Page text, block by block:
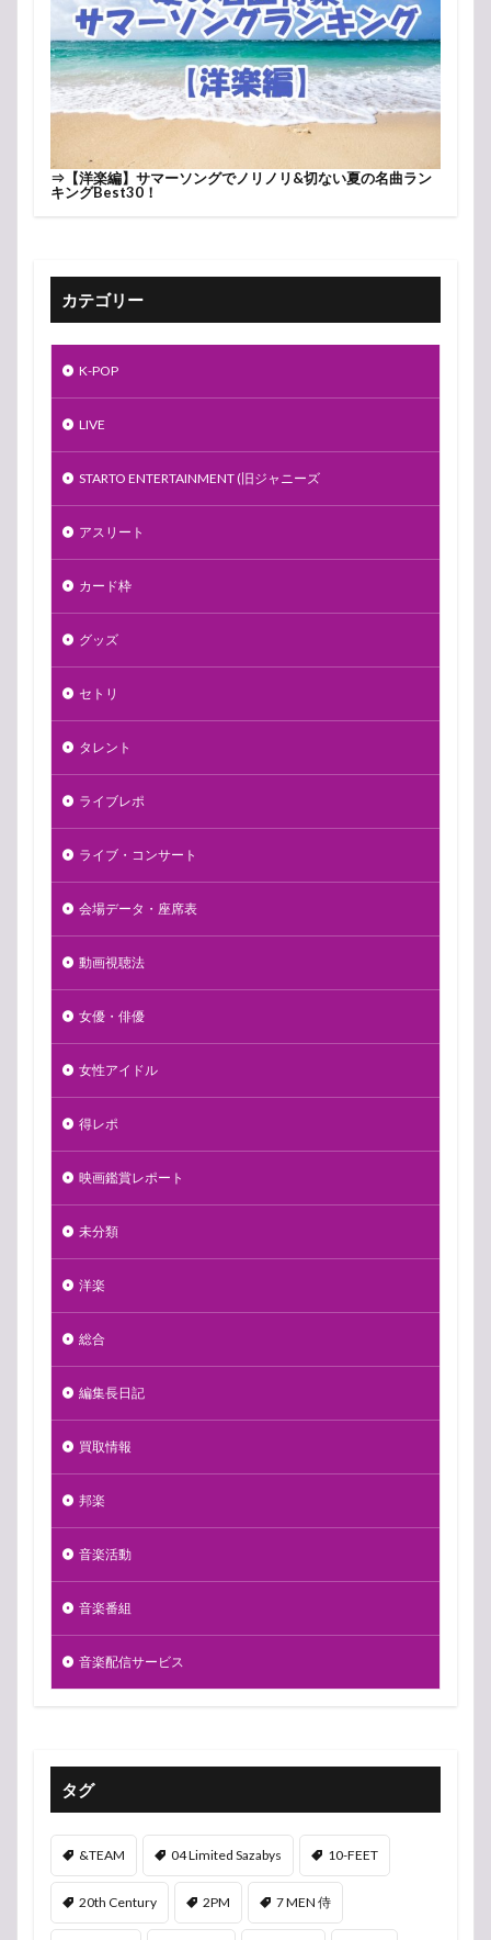
⇒ 【洋楽編】サマーソングでノリノリ&切ない夏の名曲ラン
キングBest30！
カテゴリー
K-POP
LIVE
STARTO ENTERTAINMENT (旧ジャニーズ
アスリート
カード枠
グッズ
セトリ
タレント
ライブレポ
ライブ・コンサート
会場データ・座席表
動画視聴法
女優・俳優
女性アイドル
得レポ
映画鑑賞レポート
未分類
洋楽
総合
編集長日記
買取情報
邦楽
音楽活動
音楽番組
音楽配信サービス
タグ
&TEAM 04 Limited Sazabys 10-FEET
20th Century 2PM 7 MEN 侍